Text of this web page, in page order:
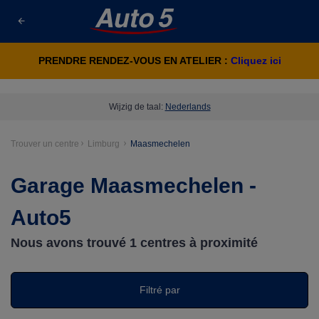
PRENDRE RENDEZ-VOUS EN ATELIER : Cliquez ici
Trouver un centre Limburg Maasmechelen
Wijzig de taal: Nederlands
Garage Maasmechelen -
Auto5
Nous avons trouvé 1 centres à proximité
Filtré par